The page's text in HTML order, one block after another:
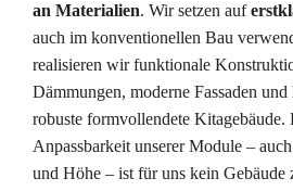
an Materialien. Wir setzen auf
auch im konventionellen Bau
realisieren wir funktionale
Dämmungen, moderne Fassaden
robuste formvollendete
Anpassbarkeit unserer Module –
und Höhe – ist für uns kein Gebäude